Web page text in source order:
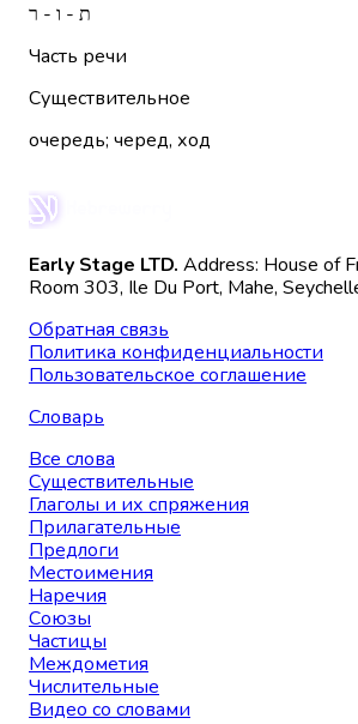
ת - ו - ר
Часть речи
Существительное
очередь; черед, ход
Early Stage LTD. Address: House of
Room 303, Ile Du Port, Mahe,
Обратная связь
Политика конфиденциальности
Пользовательское соглашение
Словарь
Все слова
Существительные
Глаголы и их спряжения
Прилагательные
Предлоги
Местоимения
Наречия
Союзы
Частицы
Междометия
Числительные
Видео со словами